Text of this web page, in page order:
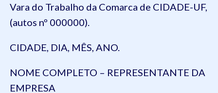
Vara do Trabalho da Comarca de CIDADE-UF,
(autos nº 000000).
CIDADE, DIA, MÊS, ANO.
NOME COMPLETO – REPRESENTANTE DA
EMPRESA